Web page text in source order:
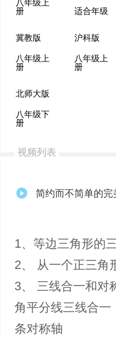
八年级上
册
适合年级
冀教版
八年级上
册
沪科版
八年级上
册
北师大版
八年级下
册
视频列表
简约而不简单的
1、等边三角形的
2、 从一个正三角
3、 三线合一和对
角平分线三线合一
条对称轴